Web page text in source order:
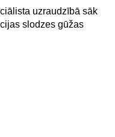
uzraudzībā sāk
slodzes gūžas